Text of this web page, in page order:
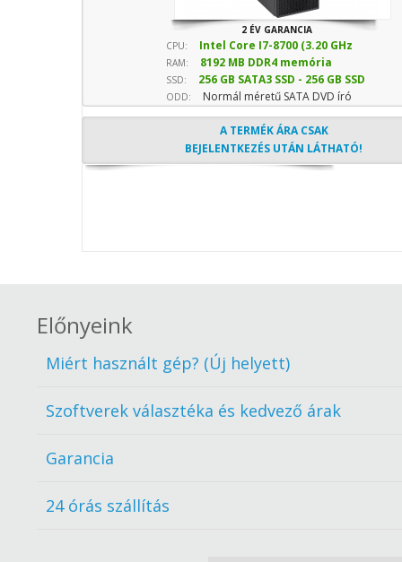
2 ÉV GARANCIA
CPU:
Intel Core I7-8700 (3.20 GHz
sebesség)
RAM: 8192 MB DDR4 memória
SSD:
256 GB SATA3 SSD - 256 GB SSD
(Normál)
ODD: Normál méretű SATA DVD író
A TERMÉK ÁRA CSAK
BEJELENTKEZÉS UTÁN LÁTHATÓ!
Előnyeink
Miért használt gép? (Új helyett)
Szoftverek választéka és kedvező árak
Garancia
24 órás szállítás